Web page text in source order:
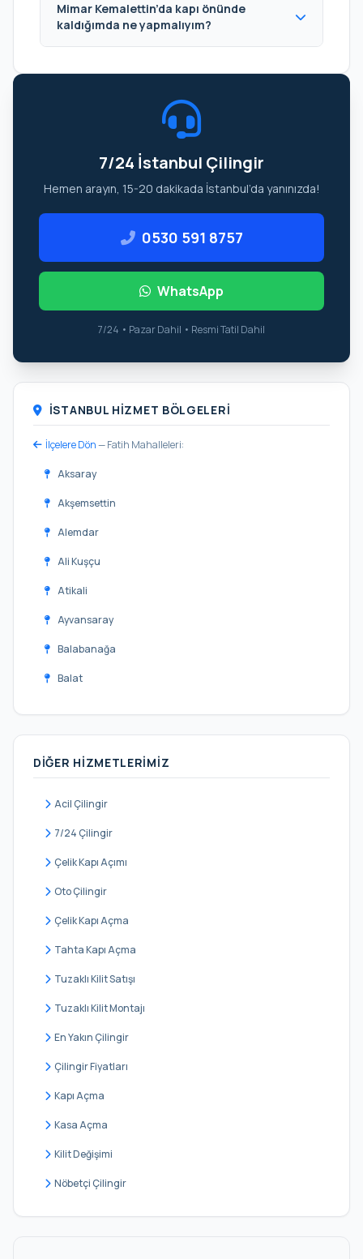
Mimar Kemalettin’da kapı önünde
kaldığımda ne yapmalıyım?
7/24 İstanbul Çilingir
Hemen arayın, 15-20 dakikada İstanbul’da yanınızda!
0530 591 8757
WhatsApp
7/24 • Pazar Dahil • Resmi Tatil Dahil
İSTANBUL HIZMET BÖLGELERI
İlçelere Dön— Fatih Mahalleleri:
Aksaray
Akşemsettin
Alemdar
Ali Kuşçu
Atikali
Ayvansaray
Balabanağa
Balat
Binbirdirek
Cankurtaran
DIĞER HIZMETLERIMIZ
Acil Çilingir
7/24 Çilingir
Çelik Kapı Açımı
Oto Çilingir
Çelik Kapı Açma
Tahta Kapı Açma
Tuzaklı Kilit Satışı
Tuzaklı Kilit Montajı
En Yakın Çilingir
Çilingir Fiyatları
Kapı Açma
Kasa Açma
Kilit Değişimi
Nöbetçi Çilingir